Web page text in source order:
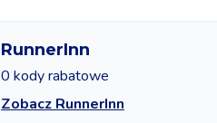
RunnerInn
0 kody rabatowe
Zobacz RunnerInn